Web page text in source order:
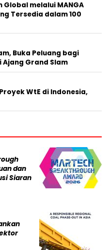
Global melalui MANGA
Tersedia dalam 100
Buka Peluang bagi
Grand Slam
Proyek WtE di Indonesia,
dan
Siaran